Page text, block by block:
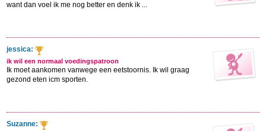
want dan voel ik me nog better en denk ik ...
jessica:
ik wil een normaal voedingspatroon
Ik moet aankomen vanwege een eetstoornis. Ik wil graag
gezond eten icm sporten.
Suzanne: